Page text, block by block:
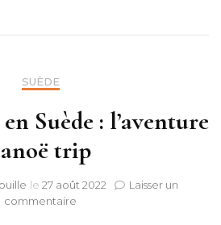
SUÈDE
Suède : l’aventure
trip
le 27 août 2022
Laisser un
commentaire